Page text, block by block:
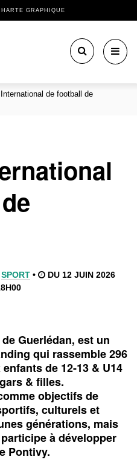
GRAPHIQUE
International de football de
SPORT •
DU 12 JUIN 2026
Guerlédan, est un
qui rassemble 296
de 12-13 & U14
& filles.
objectifs de
culturels et
générations, mais
à développer
Pontivy.